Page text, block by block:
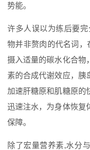
势能。
许多人误以为练后要
物并非赘肉的代名词，
摄入适量的碳水化合物
素的合成代谢效应，胰
加速肝糖原和肌糖原的
迅速注水，为身体恢复
保障。
除了宏量营养素,水分